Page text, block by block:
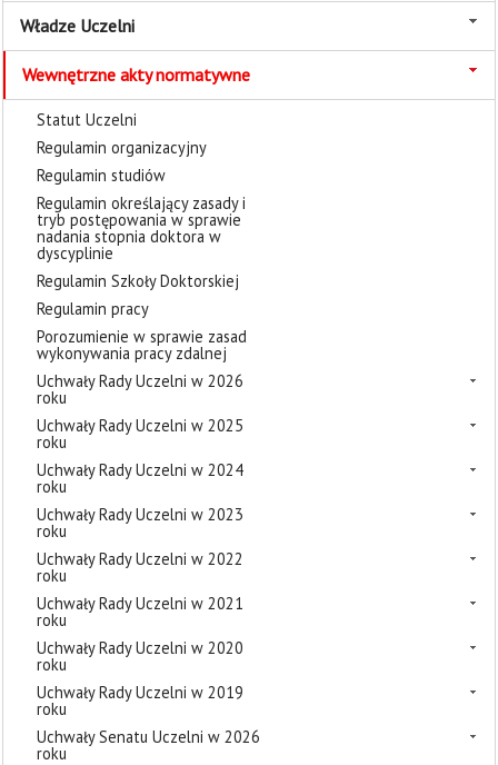
Władze Uczelni
Wewnętrzne akty normatywne
Statut Uczelni
Regulamin organizacyjny
Regulamin studiów
Regulamin określający zasady i
tryb postępowania w sprawie
nadania stopnia doktora w
dyscyplinie
Regulamin Szkoły Doktorskiej
Regulamin pracy
Porozumienie w sprawie zasad
wykonywania pracy zdalnej
Uchwały Rady Uczelni w 2026
roku
Uchwały Rady Uczelni w 2025
roku
Uchwały Rady Uczelni w 2024
roku
Uchwały Rady Uczelni w 2023
roku
Uchwały Rady Uczelni w 2022
roku
Uchwały Rady Uczelni w 2021
roku
Uchwały Rady Uczelni w 2020
roku
Uchwały Rady Uczelni w 2019
roku
Uchwały Senatu Uczelni w 2026
roku